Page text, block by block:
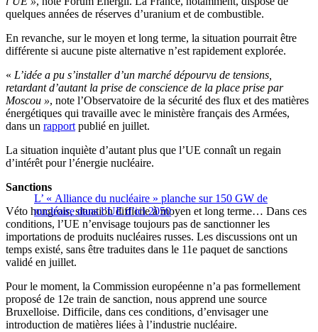
quelques années de réserves d’uranium et de combustible.
En revanche, sur le moyen et long terme, la situation pourrait être
différente si aucune piste alternative n’est rapidement explorée.
« L’idée a pu s’installer d’un marché dépourvu de tensions,
retardant d’autant la prise de conscience de la place prise par
Moscou », note l’Observatoire de la sécurité des flux et des matières
énergétiques qui travaille avec le ministère français des Armées,
dans un rapport publié en juillet.
La situation inquiète d’autant plus que l’UE connaît un regain
d’intérêt pour l’énergie nucléaire.
L’ « Alliance du nucléaire » planche sur 150 GW de
nucléaire dans l’UE d’ici 2050
Sanctions
Véto hongrois, situation difficile à moyen et long terme… Dans ces
conditions, l’UE n’envisage toujours pas de sanctionner les
importations de produits nucléaires russes. Les discussions ont un
temps existé, sans être traduites dans le 11e paquet de sanctions
validé en juillet.
Pour le moment, la Commission européenne n’a pas formellement
proposé de 12e train de sanction, nous apprend une source
Bruxelloise. Difficile, dans ces conditions, d’envisager une
introduction de matières liées à l’industrie nucléaire.